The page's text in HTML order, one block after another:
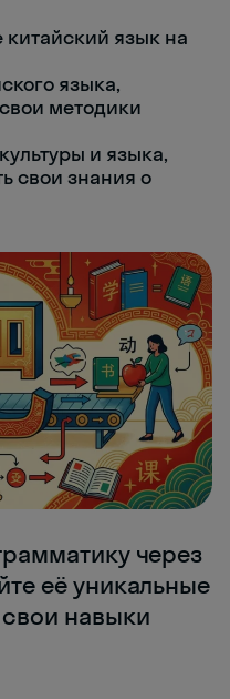
язык на
языка,
методики
и языка,
свои знания о
через
её уникальные
навыки